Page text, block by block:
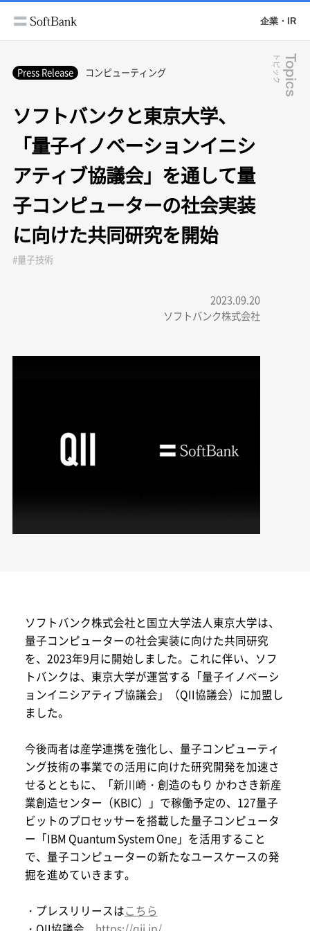
企業・IR
Press Release コンピューティング
ソフトバンクと東京大学、
「量子イノベーションイニシ
アティブ協議会」を通して量
子コンピューターの社会実装
に向けた共同研究を開始
#量子技術
2023.09.20
ソフトバンク株式会社
Topics
トピック
ソフトバンク株式会社と国立大学法人東京大学は、
量子コンピューターの社会実装に向けた共同研究
を、2023年9月に開始しました。これに伴い、ソフ
トバンクは、東京大学が運営する「量子イノベーシ
ョンイニシアティブ協議会」（QII協議会）に加盟し
ました。
今後両者は産学連携を強化し、量子コンピューティ
ング技術の事業での活用に向けた研究開発を加速さ
せるとともに、「新川崎・創造のもり かわさき新産
業創造センター（KBIC）」で稼働予定の、127量子
ビットのプロセッサーを搭載した量子コンピュータ
ー「IBM Quantum System One」を活用すること
で、量子コンピューターの新たなユースケースの発
掘を進めていきます。
・プレスリリースはこちら